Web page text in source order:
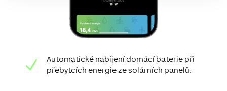
N
Automatické nabíjení domácí baterie při
přebytcích energie ze solárních panelů.